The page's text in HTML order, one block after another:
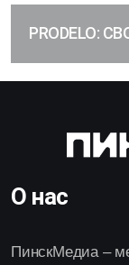
PRODELO:
О нас
ПинскМедиа –